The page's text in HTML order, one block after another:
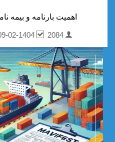
اهمیت بارنامه و بیمه‌
mirsaberi mahdi
02-1404 2084